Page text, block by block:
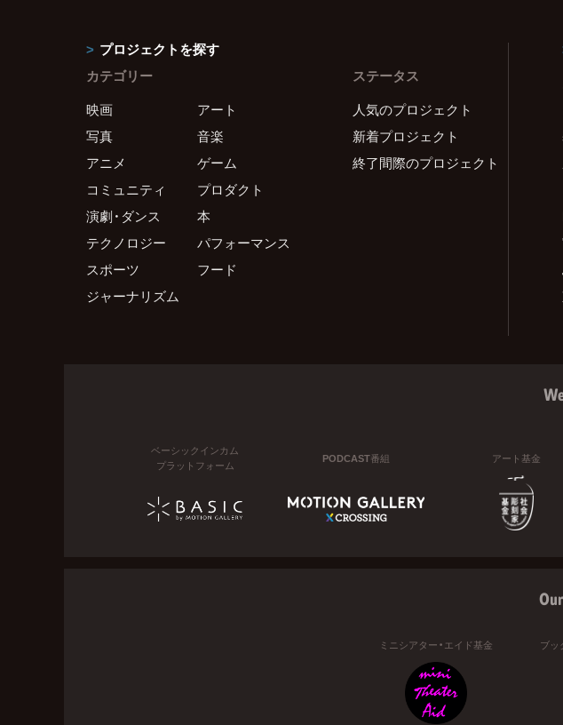
プロジェクトを探す
カテゴリー
映画
アート
写真
音楽
アニメ
ゲーム
コミュニティ
プロダクト
演劇・ダンス
本
テクノロジー
パフォーマンス
スポーツ
フード
ジャーナリズム
ステータス
人気のプロジェクト
新着プロジェクト
終了間際のプロジェクト
ベーシックインカム
プラットフォーム
PODCAST番組 アート基金
ミニシアター・エイド基金 ブッ